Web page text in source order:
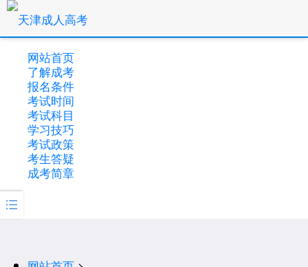
网站首页
了解成考
报名条件
考试时间
考试科目
学习技巧
考试政策
考生答疑
成考简章
